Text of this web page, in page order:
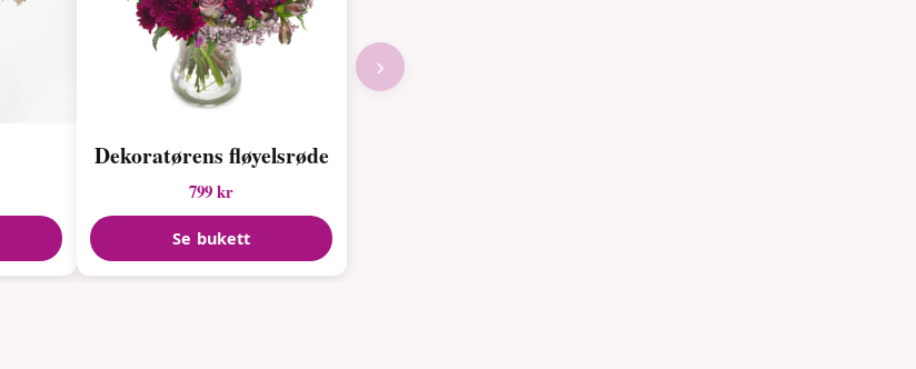
Dekoratørens fløyelsrøde
799 kr
Se bukett
›